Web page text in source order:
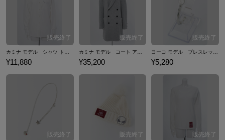
カミナ モデル シャツ トップス 天元突破グレンラガン
¥11,880
カミナ モデル コート アウター 天元突破グレンラガン
¥35,200
ヨーコ モデル ブレスレット バングル アクセサリー 天元突破グレンラガン
¥5,280